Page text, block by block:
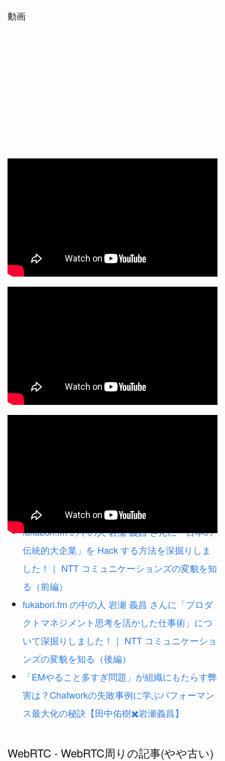
動画
義」
fukabori.fm の中の人 岩瀬 義昌 さんに「日本の
伝統的大企業」を Hack する方法を深掘りしま
した！｜ NTT コミュニケーションズの変貌を知
る（前編）
fukabori.fm の中の人 岩瀬 義昌 さんに「プロダ
クトマネジメント思考を活かした仕事術」につ
いて深掘りしました！｜ NTT コミュニケーショ
ンズの変貌を知る（後編）
「EMやること多すぎ問題」が組織にもたらす弊
害は？Chatworkの失敗事例に学ぶパフォーマン
ス最大化の秘訣【田中佑樹✖️岩瀬義昌】
WebRTC - WebRTC周りの記事(やや古い)